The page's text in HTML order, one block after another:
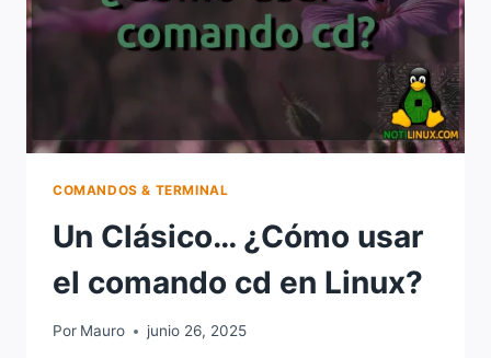
COMANDOS & TERMINAL
Un Clásico… ¿Cómo usar
el comando cd en Linux?
Por Mauro junio 26, 2025